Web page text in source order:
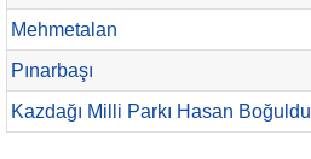
Mehmetalan
Pınarbaşı
Kazdağı Milli Parkı Hasan Boğuldu